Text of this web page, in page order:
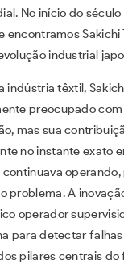
No início do
encontramos
industrial
indústria têxtil,
preocupado
mas sua
no instante exato
continuava
problema. A
operador
para detectar
pilares centrais